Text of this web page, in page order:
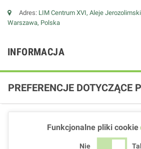
Adres: LIM Centrum XVI, Aleje
Warszawa, Polska
INFORMACJA
PREFERENCJE DOTYCZĄCE
Funkcjonalne pliki cookie
Nie